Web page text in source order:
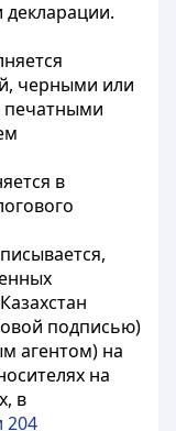
декларации.
черными или
печатными
в
подписью)
агентом) на
на
в
204